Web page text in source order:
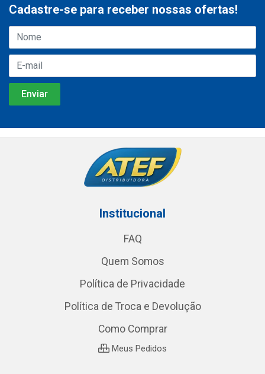
Cadastre-se para receber nossas ofertas!
Institucional
FAQ
Quem Somos
Política de Privacidade
Política de Troca e Devolução
Como Comprar
Meus Pedidos